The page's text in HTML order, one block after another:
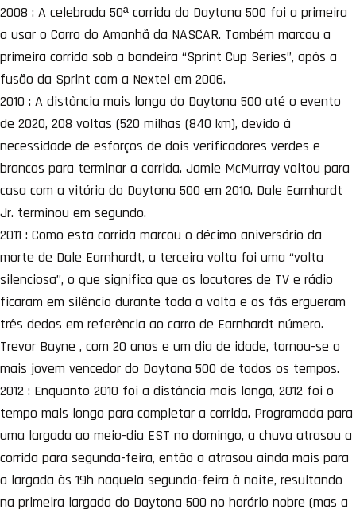
2008 : A celebrada 50ª corrida do Daytona 500 foi a primeira
a usar o Carro do Amanhã da NASCAR. Também marcou a
primeira corrida sob a bandeira “Sprint Cup Series”, após a
fusão da Sprint com a Nextel em 2006.
2010 : A distância mais longa do Daytona 500 até o evento
de 2020, 208 voltas (520 milhas (840 km), devido à
necessidade de esforços de dois verificadores verdes e
brancos para terminar a corrida. Jamie McMurray voltou para
casa com a vitória do Daytona 500 em 2010. Dale Earnhardt
Jr. terminou em segundo.
2011 : Como esta corrida marcou o décimo aniversário da
morte de Dale Earnhardt, a terceira volta foi uma “volta
silenciosa”, o que significa que os locutores de TV e rádio
ficaram em silêncio durante toda a volta e os fãs ergueram
três dedos em referência ao carro de Earnhardt número.
Trevor Bayne , com 20 anos e um dia de idade, tornou-se o
mais jovem vencedor do Daytona 500 de todos os tempos.
2012 : Enquanto 2010 foi a distância mais longa, 2012 foi o
tempo mais longo para completar a corrida. Programada para
uma largada ao meio-dia EST no domingo, a chuva atrasou a
corrida para segunda-feira, então a atrasou ainda mais para
a largada às 19h naquela segunda-feira à noite, resultando
na primeira largada do Daytona 500 no horário nobre (mas a